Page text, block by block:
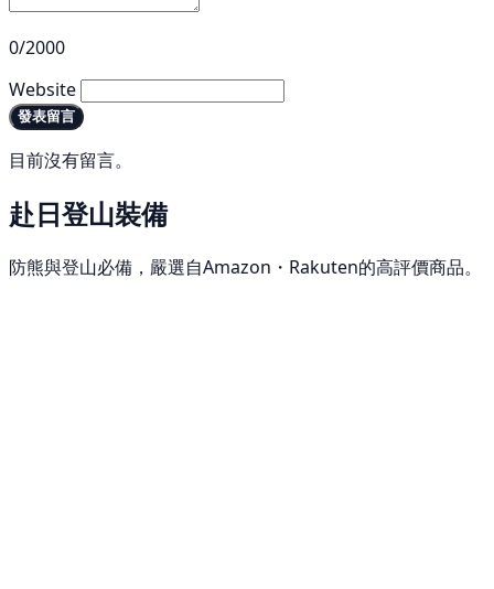
0/2000
Website
發表留言
目前沒有留言。
赴日登山裝備
防熊與登山必備，嚴選自Amazon・Rakuten的高評價商品。